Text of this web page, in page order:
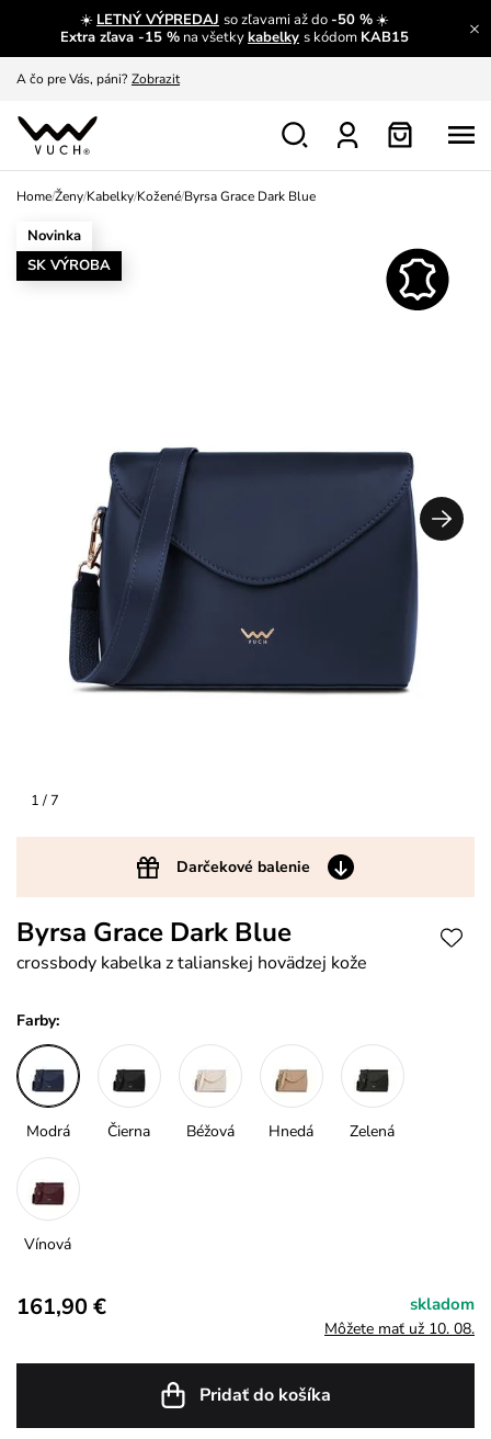
☀️ LETNÝ VÝPREDAJ so zľavami až do-50 %☀️
Extra zľava -15 % na všetkykabelky s kódom KAB15
A čo pre Vás, páni? Zobrazit
S čím chybu neurobíš? Pozri
Nech sa inšpirovať
Výmena a vrátenie zadarmo Zobraziť
Home/Ženy/Kabelky/Kožené/Byrsa Grace Dark Blue
1/ 7
Darčekové balenie
Novinka
SK VÝROBA
Byrsa Grace Dark Blue
crossbody kabelka z talianskej hovädzej kože
Farby:
Modrá Čierna Béžová Hnedá Zelená
Vínová
161,90 € skladom
Môžete mať už 10. 08.
Pridať do košíka